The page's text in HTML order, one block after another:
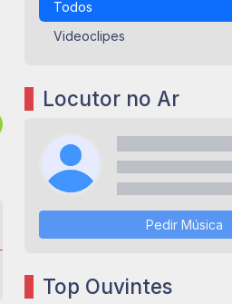
Todos
Videoclipes
Locutor no Ar
Pedir Música
Top Ouvintes